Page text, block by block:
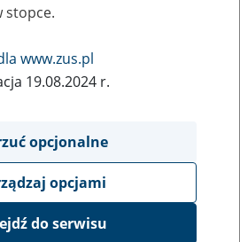
zwolnień lekarskich można
dotyczące elektronicznych zwolnień
wystawił mi e-ZLA. Kiedy
stopce.
www.zus.pl
19.08.2024 r.
opcjonalne
opcjami
do serwisu